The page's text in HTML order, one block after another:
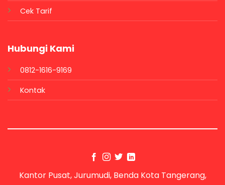
Cek Tarif
Hubungi Kami
0812-1616-9169
Kontak
Kantor Pusat, Jurumudi, Benda Kota Tangerang,